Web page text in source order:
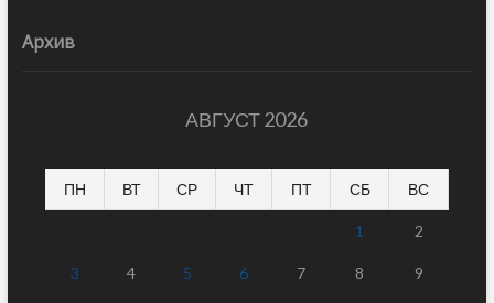
Архив
АВГУСТ 2026
ПН ВТ СР ЧТ ПТ СБ ВС
1 2
3 4 5 6 7 8 9